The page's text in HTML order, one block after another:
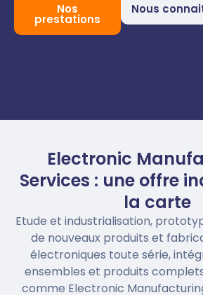
Nos
prestations
Nous
Electronic
Services : une offre
la carte
Etude et industrialisation,
de nouveaux produits et
électroniques toute série,
ensembles et produits
comme Electronic